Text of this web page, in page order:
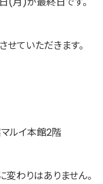
ていただきます。
ルイ本館2階
わりはありません。